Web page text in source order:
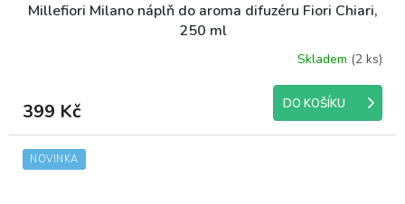
Millefiori Milano náplň do aroma difuzéru Fiori Chiari,
250 ml
Skladem (2 ks)
399 Kč DO KOŠÍKU
NOVINKA